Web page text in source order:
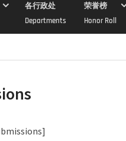
各行政处
Departments
荣誉榜
Honor Roll